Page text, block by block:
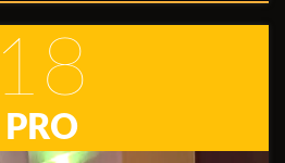
18
PRO